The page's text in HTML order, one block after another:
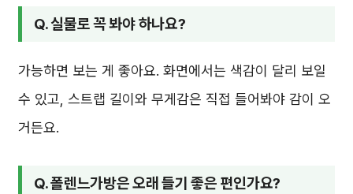
Q. 실물로 꼭 봐야 하나요?
가능하면 보는 게 좋아요. 화면에서는 색감이 달리 보일
수 있고, 스트랩 길이와 무게감은 직접 들어봐야 감이 오
거든요.
Q. 폴렌느가방은 오래 들기 좋은 편인가요?